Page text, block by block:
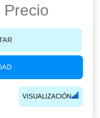
Precio
VISUALIZACIÓN